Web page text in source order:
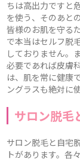
ちは高出力ですと
を使う、そのあと
皆様のお肌を守る
で本当はセルフ脱
しておりません。
必要であれば皮膚
は、肌を常に健康
ングラスも絶対に
サロン脱毛
サロン脱毛と自宅
トがあります。各